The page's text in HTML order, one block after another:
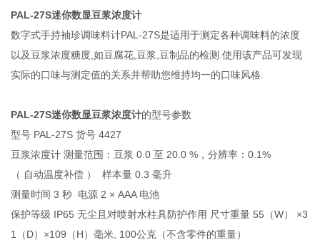
PAL-27S迷你数显豆浆浓度计
数字式手持袖珍调味料计PAL-27S是适用于测定各种调味料的浓度
以及豆浆浓度糖度,如豆腐花,豆浆,豆制品的检测.使用该产品可发现
实际的口味与测定值的关系并帮助您维持均一的口味风格.
PAL-27S迷你数显豆浆浓度计的型号参数
型号 PAL-27S 货号 4427
豆浆浓度计 测量范围：豆浆 0.0 至 20.0 %，分辨率：0.1%
（ 自动温度补偿 ） 样本量 0.3 毫升
测量时间 3 秒 电源 2 × AAA 电池
保护等级 IP65 无尘且对喷射水柱具防护作用 尺寸重量 55（W） ×3
1（D）×109（H）毫米, 100公克（不含零件的重量）